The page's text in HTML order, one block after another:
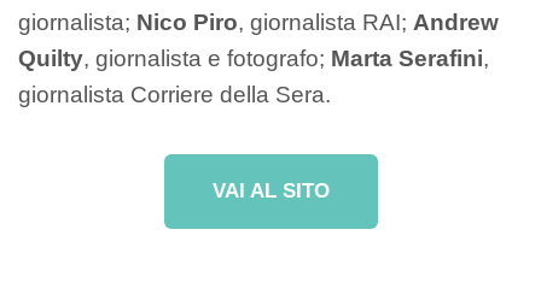
giornalista; Nico Piro, giornalista RAI; Andrew
Quilty, giornalista e fotografo; Marta Serafini,
giornalista Corriere della Sera.
VAI AL SITO